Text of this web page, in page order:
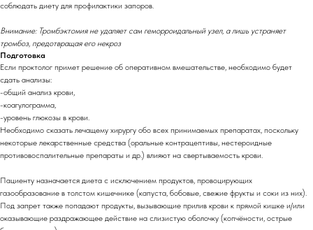
соблюдать диету для профилактики запоров.
Внимание: Тромбэктомия не удаляет сам геморроидальный узел, а лишь устраняет
тромбоз, предотвращая его некроз
Подготовка
Если проктолог примет решение об оперативном вмешательстве, необходимо будет
сдать анализы:
-общий анализ крови,
-коагулограмма,
-уровень глюкозы в крови.
Необходимо сказать лечащему хирургу обо всех принимаемых препаратах, поскольку
некоторые лекарственные средства (оральные контрацептивы, нестероидные
противовоспалительные препараты и др.) влияют на свертываемость крови.
Пациенту назначается диета с исключением продуктов, провоцирующих
газообразование в толстом кишечнике (капуста, бобовые, свежие фрукты и соки из них).
Под запрет также попадают продукты, вызывающие прилив крови к прямой кишке и/или
оказывающие раздражающее действие на слизистую оболочку (копчёности, острые